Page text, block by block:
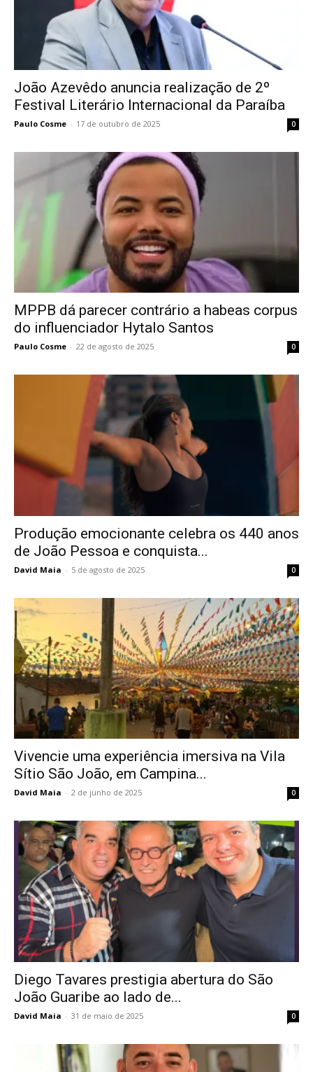
João Azevêdo anuncia realização de 2º
Festival Literário Internacional da Paraíba
Paulo Cosme - 17 de outubro de 2025 0
MPPB dá parecer contrário a habeas corpus
do influenciador Hytalo Santos
Paulo Cosme - 22 de agosto de 2025 0
Produção emocionante celebra os 440 anos
de João Pessoa e conquista...
David Maia - 5 de agosto de 2025 0
Vivencie uma experiência imersiva na Vila
Sítio São João, em Campina...
David Maia - 2 de junho de 2025 0
Diego Tavares prestigia abertura do São
João Guaribe ao lado de...
David Maia - 31 de maio de 2025 0